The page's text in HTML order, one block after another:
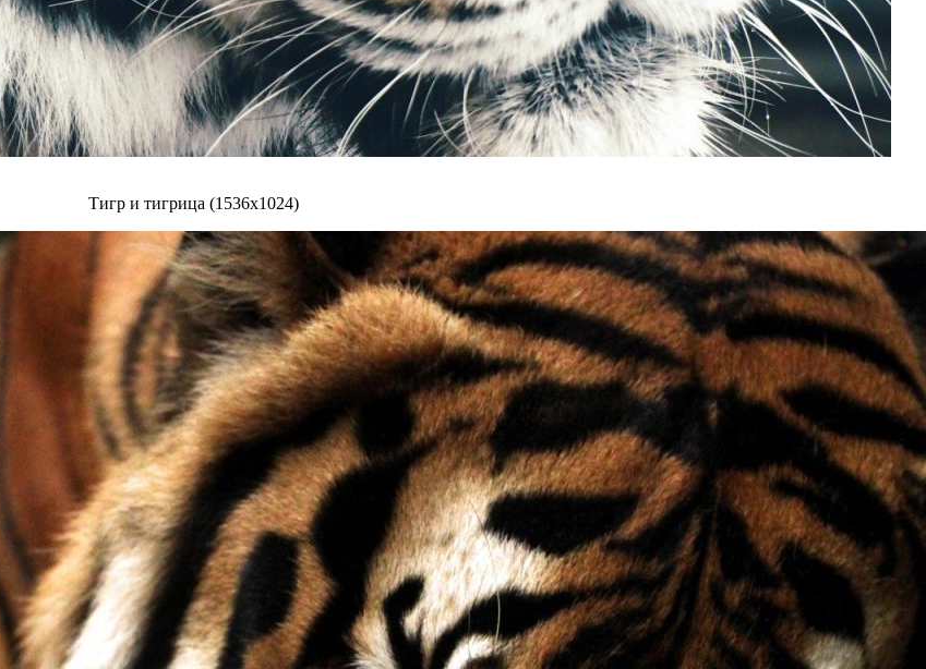
Тигр и тигрица (1536x1024)